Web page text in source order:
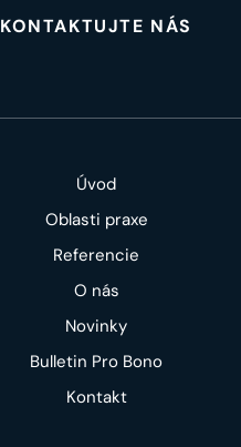
KONTAKTUJTE NÁS
Úvod
Oblasti praxe
Referencie
O nás
Novinky
Bulletin Pro Bono
Kontakt